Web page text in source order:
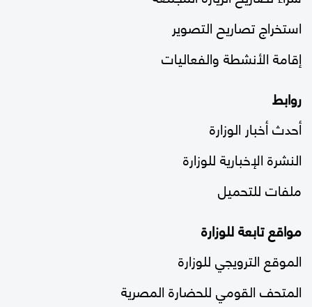
استخراج تصاريح التصوير
إقامة الأنشطة والفعاليات
روابط
أحدث أخبار الوزارة
النشرة الإخبارية للوزارة
ملفات للتحميل
مواقع تابعة للوزارة
الموقع الترويجي للوزارة
المتحف القومي للحضارة المصرية